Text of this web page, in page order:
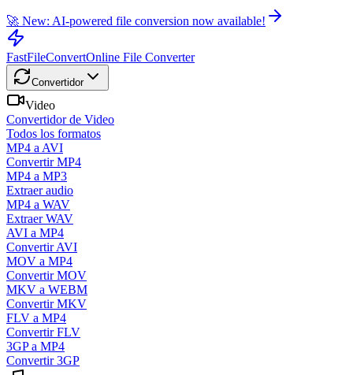
🚀 New: AI-powered file conversion now available!
FastFileConvertOnline File Converter
Convertidor
Video
Convertidor de Video
Todos los formatos
MP4 a AVI
Convertir MP4
MP4 a MP3
Extraer audio
MP4 a WAV
Extraer WAV
AVI a MP4
Convertir AVI
MOV a MP4
Convertir MOV
MKV a WEBM
Convertir MKV
FLV a MP4
Convertir FLV
3GP a MP4
Convertir 3GP